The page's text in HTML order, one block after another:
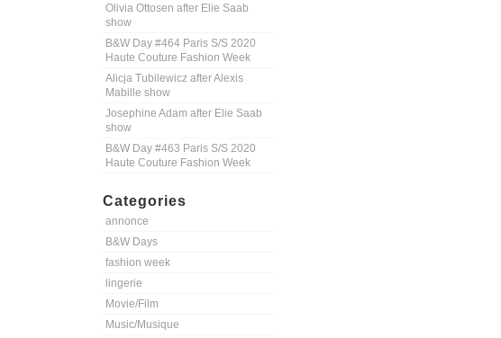
Olivia Ottosen after Elie Saab
show
B&W Day #464 Paris S/S 2020
Haute Couture Fashion Week
Alicja Tubilewicz after Alexis
Mabille show
Josephine Adam after Elie Saab
show
B&W Day #463 Paris S/S 2020
Haute Couture Fashion Week
Categories
annonce
B&W Days
fashion week
lingerie
Movie/Film
Music/Musique